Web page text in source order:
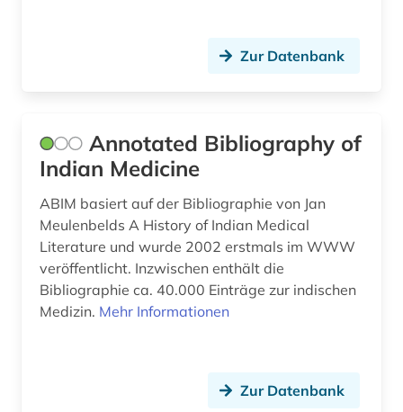
Zur Datenbank
Annotated Bibliography of
Indian Medicine
ABIM basiert auf der Bibliographie von Jan
Meulenbelds A History of Indian Medical
Literature und wurde 2002 erstmals im WWW
veröffentlicht. Inzwischen enthält die
Bibliographie ca. 40.000 Einträge zur indischen
Medizin. Mehr Informationen
Zur Datenbank